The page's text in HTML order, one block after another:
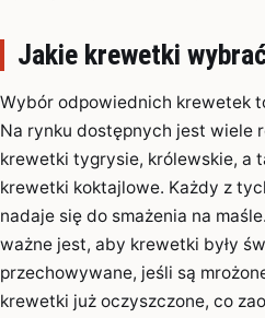
Jakie krewetki
Wybór odpowiednich krewetek
Na rynku dostępnych jest wiele
krewetki tygrysie, królewskie, a
krewetki koktajlowe. Każdy z
nadaje się do smażenia na
ważne jest, aby krewetki były
przechowywane, jeśli są
krewetki już oczyszczone, co